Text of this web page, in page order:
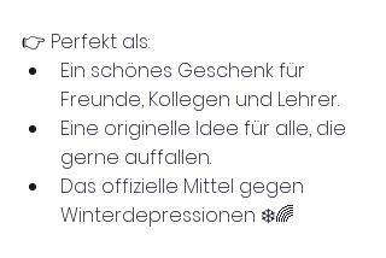
👉 Perfekt als:
Ein schönes Geschenk für
Freunde, Kollegen und Lehrer.
Eine originelle Idee für alle, die
gerne auffallen.
Das offizielle Mittel gegen
Winterdepressionen ❄️🌈